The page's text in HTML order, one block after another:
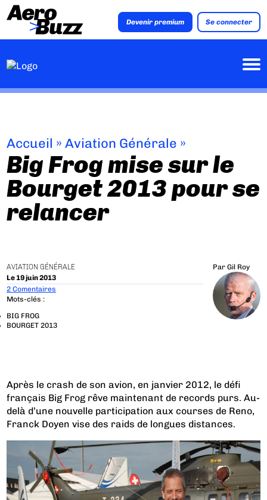
Devenir premium Se connecter
Accueil »Aviation Générale »
Big Frog mise sur le
Bourget 2013 pour se
relancer
AVIATION GÉNÉRALE
Le 19 juin 2013
Par Gil Roy
2 Comentaires
Mots-clés :
BIG FROG
BOURGET 2013
Après le crash de son avion, en janvier 2012, le défi
français Big Frog rêve maintenant de records purs. Au-
delà d’une nouvelle participation aux courses de Reno,
Franck Doyen vise des raids de longues distances.